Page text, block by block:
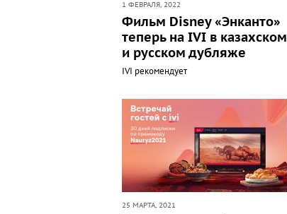
1 ФЕВРАЛЯ, 2022
Фильм Disney «Энканто»
теперь на IVI в казахском
и русском дубляже
IVI рекомендует
25 МАРТА, 2021